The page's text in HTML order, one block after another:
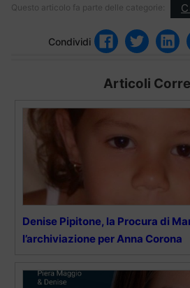
Questo articolo fa parte delle categorie:
Condividi
Articoli
Denise Pipitone, la Procura di
l’archiviazione per Anna Corona